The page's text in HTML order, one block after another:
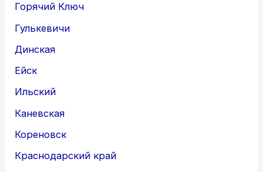
Горячий Ключ
Гулькевичи
Динская
Ейск
Ильский
Каневская
Кореновск
Краснодарский край